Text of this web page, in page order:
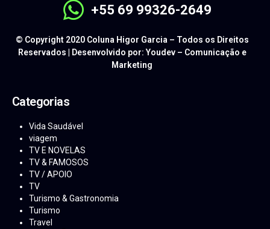
+55 69 99326-2649
© Copyright 2020 Coluna Higor Garcia – Todos os Direitos
Reservados | Desenvolvido por: Youdev – Comunicação e
Marketing
Categorias
Vida Saudável
viagem
TV E NOVELAS
TV & FAMOSOS
TV / APOIO
TV
Turismo & Gastronomia
Turismo
Travel